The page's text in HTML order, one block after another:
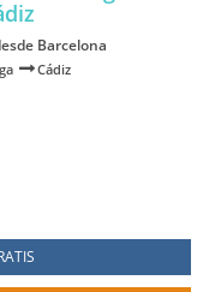
Barcelona
Cádiz